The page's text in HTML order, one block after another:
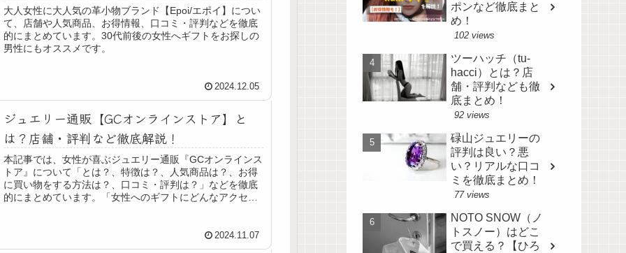
大人女性に大人気の革小物ブランド【Epoi/エポイ】につい
て、店舗や人気商品、お得情報、口コミ・評判などを徹底
的にまとめています。30代前後の女性へギフトをお探しの
男性にもオススメです。
2024.12.05
ジュエリー通販【GCオンラインストア】と
は？店舗・評判など徹底解説！
本記事では、女性が喜ぶジュエリー通販『GCオンラインス
トア』について「とは？、特徴は？、人気商品は？、お得
に買い物をする方法は？、口コミ・評判は？」などを徹底
的にまとめています。「女性へのギフトにどんなアクセサ
2024.11.07
ポンなど徹底まと
め！
102 views
ツーハッチ（tu-
hacci）とは？店
舗・評判なども徹
底まとめ！
92 views
碌山ジュエリーの
評判は良い？悪
い？リアルな口コ
ミを徹底まとめ！
77 views
NOTO SNOW（ノ
トスノー）はどこ
で買える？【ひろ